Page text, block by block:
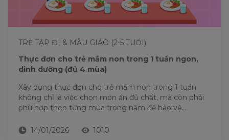
TRẺ TẬP ĐI & MẪU GIÁO (2-5 TUỔI)
Thực đơn cho trẻ mầm non trong 1 tuần ngon,
dinh dưỡng (đủ 4 mùa)
Xây dựng thực đơn cho trẻ mầm non trong 1 tuần
không chỉ là việc chọn món ăn đủ chất, mà còn phải
phù hợp theo từng mùa trong năm để bảo vệ...
14/01/2026 1010